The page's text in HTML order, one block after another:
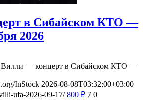
в Сибайском КТО —
2026
Вилли — концерт в Сибайском КТО —
InStock 2026-08-08T03:32:00+03:00
ufa-2026-09-17/ 800 ₽ 7 0